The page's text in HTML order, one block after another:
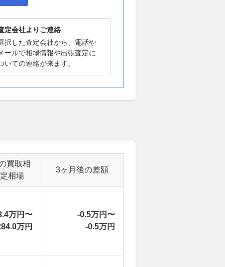
定会社よりご連絡
択した査定会社から、電話や
ールで相場情報や出張査定に
いての連絡が来ます。
買取相
相場
3ヶ月後の差額
万円〜
万円
-0.5万円〜
-0.5万円